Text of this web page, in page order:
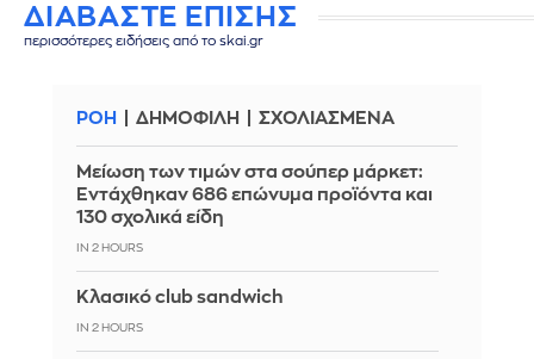
ΔΙΑΒΑΣΤΕ ΕΠΙΣΗΣ
περισσότερες ειδήσεις από το skai.gr
ΡΟΗ ΔΗΜΟΦΙΛΗ ΣΧΟΛΙΑΣΜΕΝΑ
Μείωση των τιμών στα σούπερ μάρκετ:
Εντάχθηκαν 686 επώνυμα προϊόντα και
130 σχολικά είδη
IN 2 HOURS
Κλασικό club sandwich
IN 2 HOURS